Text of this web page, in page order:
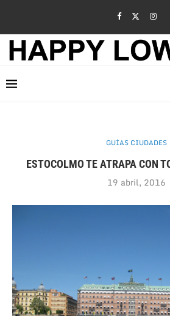
GUÍAS CIUDADES
ESTOCOLMO TE ATRAPA CON
19 abril, 2016